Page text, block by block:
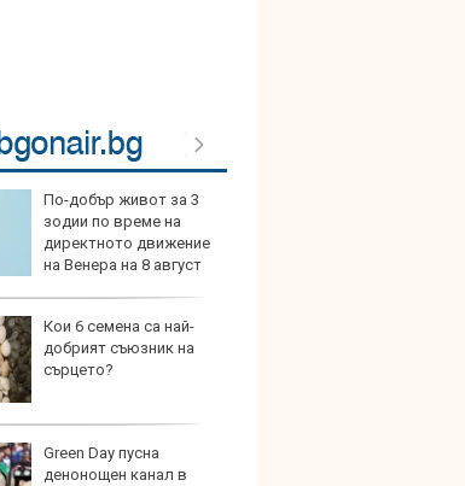
По-добър живот за 3
зодии по време на
директното движение
на Венера на 8 август
Кои 6 семена са най-
добрият съюзник на
сърцето?
Green Day пусна
денонощен канал в